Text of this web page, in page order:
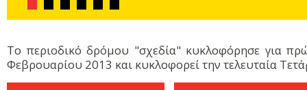
Το περιοδικό δρόμου "σχεδία" κυκλοφόρησε για
Φεβρουαρίου 2013 και κυκλοφορεί την τελευταία